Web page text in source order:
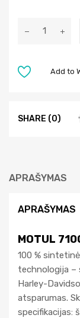
Add to
SHARE (0)
APRAŠYMAS
APRAŠYMAS
MOTUL
100 %
technologija –
Harley-
atsparumas.
specifikacijas: